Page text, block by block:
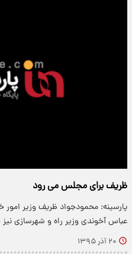
ظریف برای مجلس می رود
عباس آخوندی وزیر راه و شهرسازی
۲۰ آذر ۱۳۹۵